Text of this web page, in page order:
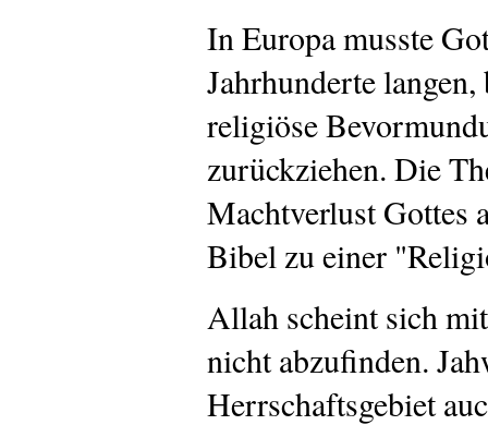
In Europa musste
Jahrhunderte
religiöse
zurückziehen. Die
Machtverlust Gottes
Bibel zu einer
Allah scheint sich
nicht abzufinden.
Herrschaftsgebiet